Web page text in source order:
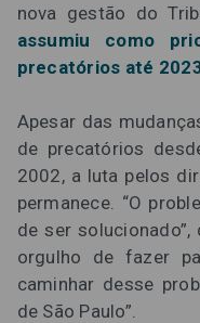
nova gestão do
assumiu como
precatórios até
Apesar das
de precatórios
2002, a luta pelos
permanece. “O
de ser
orgulho de fazer
caminhar desse
de São Paulo”.